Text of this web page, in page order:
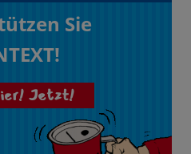
Sie
Jetzt!